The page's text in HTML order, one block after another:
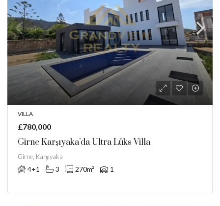
VILLA
£780,000
Girne Karşıyaka’da Ultra Lüks Villa
Girne, Karşıyaka
4+1 3 270m² 1